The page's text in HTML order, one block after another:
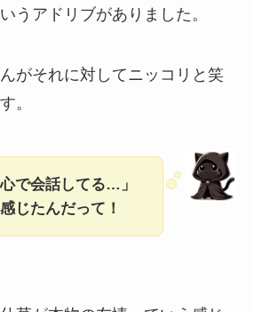
うアドリブがありました。
がそれに対してニッコリと笑
。
で会話してる…」
じたんだって！